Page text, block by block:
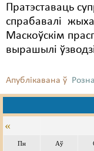
Пратэставаць
спрабавалі
Маскоўскім
вырашылі
Апублікавана ў
«
Пн Аў
Палітвязьні
Праваабаронцы
Правы дзіцяці
Пэнітэнцыярная
Распальваньне